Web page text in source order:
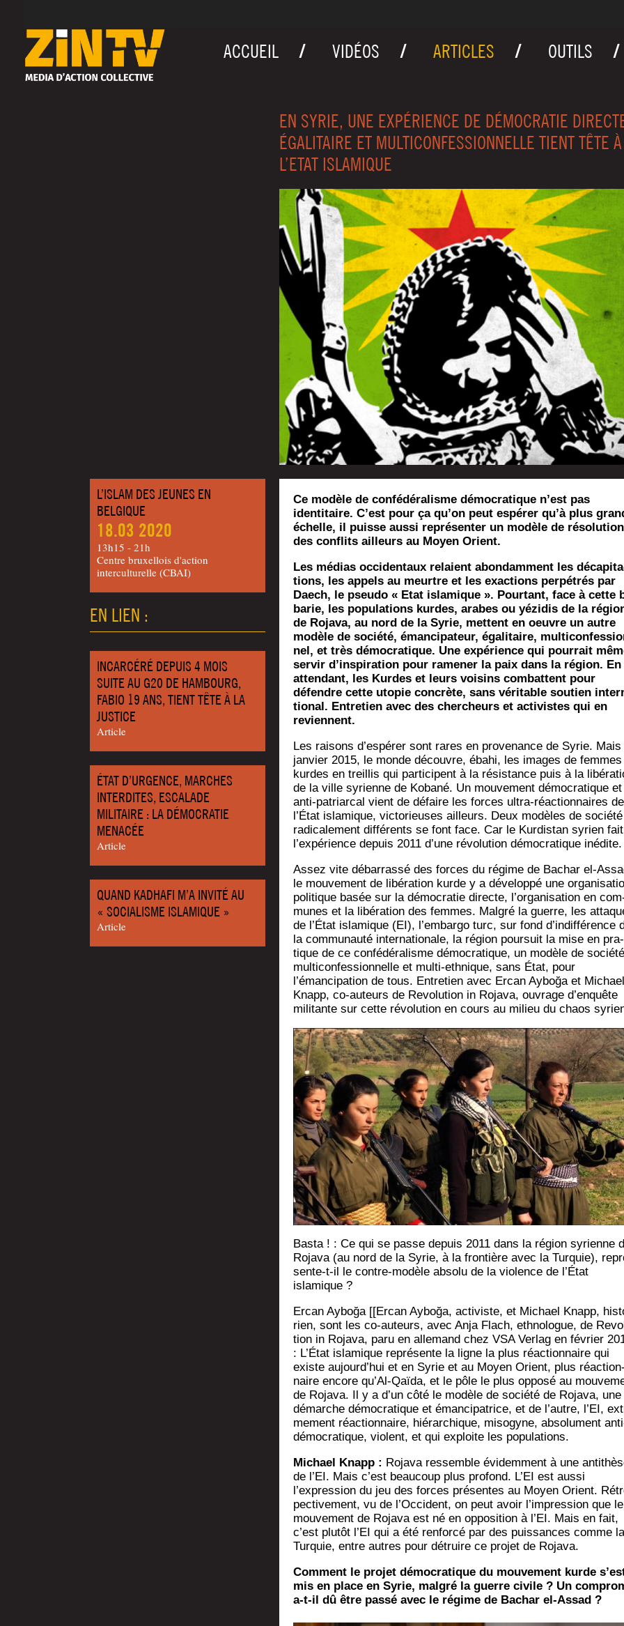
ACCUEIL VIDÉOS ARTICLES OUTILS
EN SYRIE, UNE EXPÉRIENCE DE DÉMOCRATIE
ÉGALITAIRE ET MULTICONFESSIONNELLE TIENT TÊTE À
L’ETAT ISLAMIQUE
L’ISLAM DES JEUNES EN
BELGIQUE
18.03 2020
13h15 - 21h
Centre bruxellois d'action
interculturelle (CBAI)
EN LIEN :
INCARCÉRÉ DEPUIS 4 MOIS
SUITE AU G20 DE HAMBOURG,
FABIO 19 ANS, TIENT TÊTE À LA
JUSTICE
Article
ÉTAT D’URGENCE, MARCHES
INTERDITES, ESCALADE
MILITAIRE : LA DÉMOCRATIE
MENACÉE
Article
QUAND KADHAFI M’A INVITÉ AU
« SOCIALISME ISLAMIQUE »
Article
Ce modèle de confédéralisme démocratique n’est pas
identitaire. C’est pour ça qu’on peut espérer qu’à plus
échelle, il puisse aussi représenter un modèle de résolution
des conflits ailleurs au Moyen Orient.
Les médias occi­den­taux relaient abon­dam­ment les
tions, les appels au meurtre et les exac­tions per­pé­trés par
Daech, le pseu­do « Etat isla­mique ». Pour­tant, face à cette
ba­rie, les popu­la­tions kurdes, arabes ou yézi­dis de la
de Roja­va, au nord de la Syrie, mettent en oeuvre un autre
modèle de socié­té, éman­ci­pa­teur, éga­li­taire,
nel, et très démo­cra­tique. Une expé­rience qui pour­rait
ser­vir d’inspiration pour rame­ner la paix dans la région. En
atten­dant, les Kurdes et leurs voi­sins com­battent pour
défendre cette uto­pie concrète, sans véri­table sou­tien
tio­nal. Entre­tien avec des cher­cheurs et acti­vistes qui en
reviennent.
Les rai­sons d’espérer sont rares en pro­ve­nance de Syrie. Mais
jan­vier 2015, le monde découvre, éba­hi, les images de femmes
kurdes en treillis qui par­ti­cipent à la résis­tance puis à la
de la ville syrienne de Koba­né. Un mou­ve­ment démo­cra­tique et
anti-patriar­cal vient de défaire les forces ultra-réac­tion­naires de
l’État isla­mique, vic­to­rieuses ailleurs. Deux modèles de socié­té
radi­ca­le­ment dif­fé­rents se font face. Car le Kur­dis­tan syrien fait
l’expérience depuis 2011 d’une révo­lu­tion démo­cra­tique inédite.
Assez vite débar­ras­sé des forces du régime de Bachar el-
le mou­ve­ment de libé­ra­tion kurde y a déve­lop­pé une
poli­tique basée sur la démo­cra­tie directe, l’organisation en
munes et la libé­ra­tion des femmes. Mal­gré la guerre, les
de l’État isla­mique (EI), l’embargo turc, sur fond d’indifférence
la com­mu­nau­té inter­na­tio­nale, la région pour­suit la mise en pra­
tique de ce confé­dé­ra­lisme démo­cra­tique, un modèle de socié­té
mul­ti­con­fes­sion­nelle et mul­ti-eth­nique, sans État, pour
l’émancipation de tous. Entre­tien avec Ercan Ayboğa et Michael
Knapp, co-auteurs de Revo­lu­tion in Roja­va, ouvrage d’enquête
mili­tante sur cette révo­lu­tion en cours au milieu du chaos
Bas­ta ! : Ce qui se passe depuis 2011 dans la région syrienne
Roja­va (au nord de la Syrie, à la fron­tière avec la Tur­quie),
sente-t-il le contre-modèle abso­lu de la vio­lence de l’État
islamique ?
Ercan Ayboğa [[Ercan Ayboğa, acti­viste, et Michael Knapp,
rien, sont les co-auteurs, avec Anja Flach, eth­no­logue, de
tion in Roja­va, paru en alle­mand chez VSA Ver­lag en février
: L’État isla­mique repré­sente la ligne la plus réac­tion­naire qui
existe aujourd’hui et en Syrie et au Moyen Orient, plus réac­tion­
naire encore qu’Al-Qaïda, et le pôle le plus oppo­sé au
de Roja­va. Il y a d’un côté le modèle de socié­té de Roja­va, une
démarche démo­cra­tique et éman­ci­pa­trice, et de l’autre, l’EI,
me­ment réac­tion­naire, hié­rar­chique, miso­gyne, abso­lu­ment
démo­cra­tique, violent, et qui exploite les populations.
Michael Knapp : Roja­va res­semble évi­dem­ment à une
de l’EI. Mais c’est beau­coup plus pro­fond. L’EI est aus­si
l’expression du jeu des forces pré­sentes au Moyen Orient.
pec­ti­ve­ment, vu de l’Occident, on peut avoir l’impression que le
mou­ve­ment de Roja­va est né en oppo­si­tion à l’EI. Mais en fait,
c’est plu­tôt l’EI qui a été ren­for­cé par des puis­sances comme la
Tur­quie, entre autres pour détruire ce pro­jet de Rojava.
Com­ment le pro­jet démo­cra­tique du mou­ve­ment kurde
mis en place en Syrie, mal­gré la guerre civile ? Un
a‑t-il dû être pas­sé avec le régime de Bachar el-Assad ?